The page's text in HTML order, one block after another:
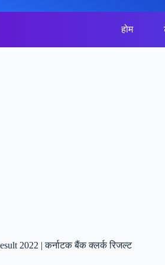
होम
2022 | कर्नाटक बैंक क्लर्क रिजल्ट